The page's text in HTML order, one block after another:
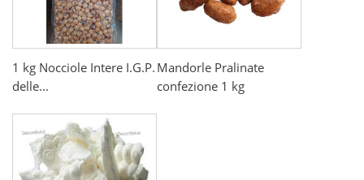
1 kg Nocciole Intere I.G.P.
delle...
Mandorle Pralinate
confezione 1 kg